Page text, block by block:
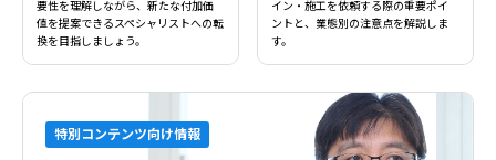
要性を理解しながら、新たな付加価
値を提案できるスペシャリストへの転
換を目指しましょう。
イン・施工を依頼する際の重要ポイ
ントと、業態別の注意点を解説しま
す。
特別コンテンツ向け情報